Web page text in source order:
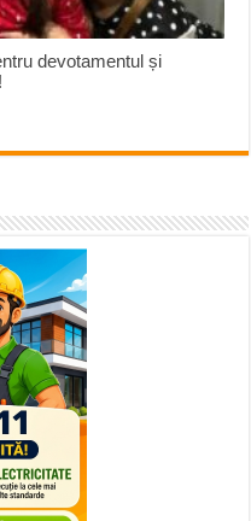
devotamentul și